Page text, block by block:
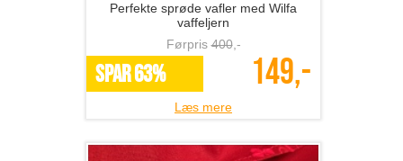
Perfekte sprøde vafler med Wilfa
vaffeljern
Førpris400,-
SPAR 63% 149,-
Læs mere